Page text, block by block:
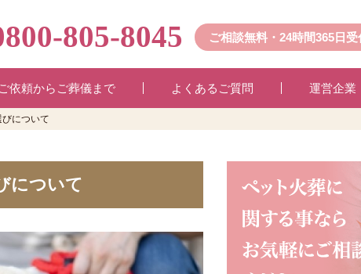
805-8045 ご相談無料・24時間365日受
ご依頼からご葬儀まで よくあるご質問 運営企業
について
について